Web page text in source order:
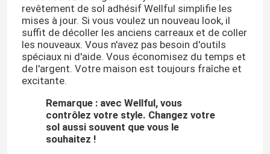
revêtement de sol adhésif Wellful simplifie les
mises à jour. Si vous voulez un nouveau look, il
suffit de décoller les anciens carreaux et de coller
les nouveaux. Vous n'avez pas besoin d'outils
spéciaux ni d'aide. Vous économisez du temps et
de l'argent. Votre maison est toujours fraîche et
excitante.
Remarque : avec Wellful, vous
contrôlez votre style. Changez votre
sol aussi souvent que vous le
souhaitez !